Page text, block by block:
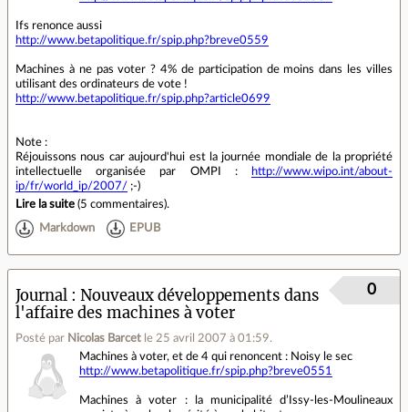
Ifs renonce aussi
http://www.betapolitique.fr/spip.php?breve0559
Machines à ne pas voter ? 4% de participation de moins dans les villes
utilisant des ordinateurs de vote !
http://www.betapolitique.fr/spip.php?article0699
Note :
Réjouissons nous car aujourd'hui est la journée mondiale de la propriété
intellectuelle organisée par OMPI :
http://www.wipo.int/about-
ip/fr/world_ip/2007/ ;-)
Lire la suite (5 commentaires).
Markdown EPUB
Journal
Nouveaux développements dans
l'affaire des machines à voter
Posté par Nicolas Barcet le 25 avril 2007 à 01:59.
0
Machines à voter, et de 4 qui renoncent : Noisy le sec
http://www.betapolitique.fr/spip.php?breve0551
Machines à voter : la municipalité d’Issy-les-Moulineaux